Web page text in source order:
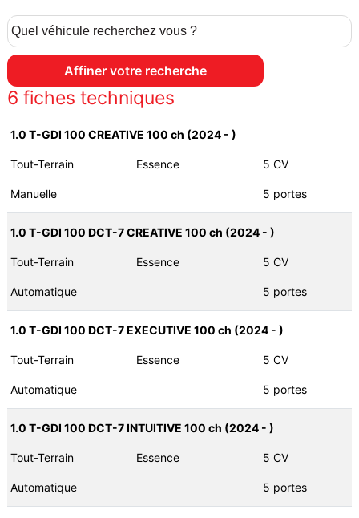
6 fiches techniques
1.0 T-GDI 100 CREATIVE 100 ch (2024 - )
Tout-Terrain Essence 5 CV
Manuelle 5 portes
1.0 T-GDI 100 DCT-7 CREATIVE 100 ch (2024 - )
Tout-Terrain Essence 5 CV
Automatique 5 portes
1.0 T-GDI 100 DCT-7 EXECUTIVE 100 ch (2024 - )
Tout-Terrain Essence 5 CV
Automatique 5 portes
1.0 T-GDI 100 DCT-7 INTUITIVE 100 ch (2024 - )
Tout-Terrain Essence 5 CV
Automatique 5 portes